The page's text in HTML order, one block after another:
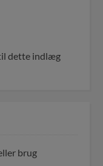
dette indlæg
brug